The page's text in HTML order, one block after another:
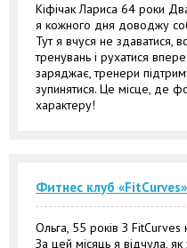
Кіфічак Лариса 64 роки
я кожного дня доводжу
Тут я вчуся не здаватися,
тренувань і рухатися
заряджає, тренери
зупинятися. Це місце, де
характеру!
Фитнес клуб «FitCurves»
Ольга, 55 років З FitCurves
За цей місяць я відчула, як